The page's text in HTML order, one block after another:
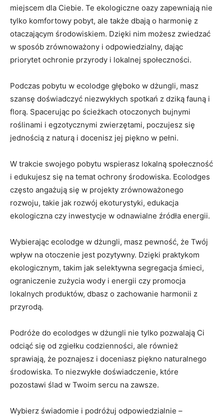
miejscem‌ dla ⁤Ciebie. Te ekologiczne oazy zapewniają nie
⁢tylko komfortowy ⁣pobyt,⁣ ale także dbają o harmonię z
otaczającym⁤ środowiskiem. Dzięki nim​ możesz zwiedzać
w sposób zrównoważony i⁤ odpowiedzialny, dając
priorytet ochronie⁢ przyrody i ‍lokalnej społeczności.
Podczas pobytu w ecolodge głęboko w dżungli,⁤ masz
szansę doświadczyć ‍niezwykłych spotkań z dziką fauną i
florą. Spacerując ⁢po ścieżkach otoczonych bujnymi
roślinami i egzotycznymi zwierzętami, poczujesz się
jednością z ⁤naturą i docenisz jej piękno⁣ w pełni.
W trakcie ⁢swojego ​pobytu wspierasz lokalną społeczność
i edukujesz ⁣się na ​temat ochrony środowiska. Ecolodges
⁢często ‌angażują⁤ się w‌ projekty zrównoważonego
rozwoju, takie jak rozwój ‌ekoturystyki, edukacja
ekologiczna czy ​inwestycje w odnawialne źródła energii.
Wybierając ecolodge w dżungli, masz pewność, że Twój
wpływ na ⁤otoczenie jest ⁢pozytywny.⁤ Dzięki praktykom
ekologicznym, takim jak selektywna segregacja śmieci,
ograniczenie zużycia wody i energii czy ⁤promocja
lokalnych ‍produktów, dbasz o zachowanie harmonii‌ z
przyrodą.
Podróże do ecolodges w​ dżungli nie tylko pozwalają Ci⁤
odciąć się od zgiełku codzienności, ale również
sprawiają, że poznajesz ​i doceniasz piękno naturalnego
środowiska. To niezwykłe doświadczenie, które
pozostawi ślad w Twoim sercu na zawsze.
Wybierz świadomie i podróżuj odpowiedzialnie –